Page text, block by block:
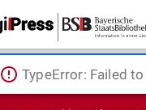
TypeError: Failed